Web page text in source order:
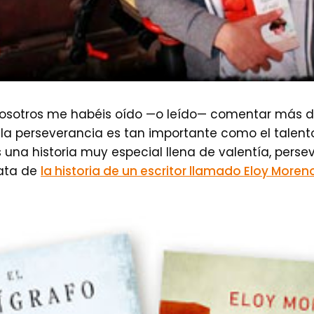
me habéis oído —o leído— comentar más
perseverancia es tan importante como el
historia muy especial llena de valentía,
de la historia de un escritor llamado Eloy